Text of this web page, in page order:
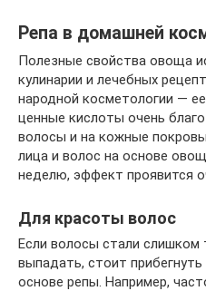
Репа в домашней
Полезные свойства овоща
кулинарии и лечебных
народной косметологии —
ценные кислоты очень
волосы и на кожные
лица и волос на основе
неделю, эффект проявится
Для красоты волос
Если волосы стали слишком
выпадать, стоит
основе репы. Например,